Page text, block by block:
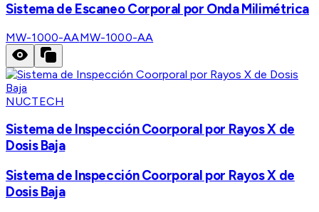
Sistema de Escaneo Corporal por Onda Milimétrica
MW-1000-AAMW-1000-AA
NUCTECH
Sistema de Inspección Coorporal por Rayos X de
Dosis Baja
Sistema de Inspección Coorporal por Rayos X de
Dosis Baja